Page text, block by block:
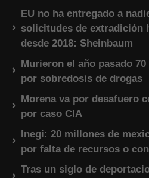
EU no ha entregado a
solicitudes de extradición
desde 2018: Sheinbaum
Murieron el año pasado
por sobredosis de drogas
Morena va por desafuero
por caso CIA
Inegi: 20 millones de
por falta de recursos o
Tras un siglo de